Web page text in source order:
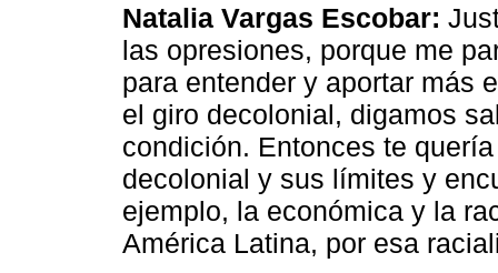
Natalia Vargas Escobar:
las opresiones, porque me
para entender y aportar más
el giro decolonial, digamos
condición. Entonces te
decolonial y sus límites y
ejemplo, la económica y la
América Latina, por esa